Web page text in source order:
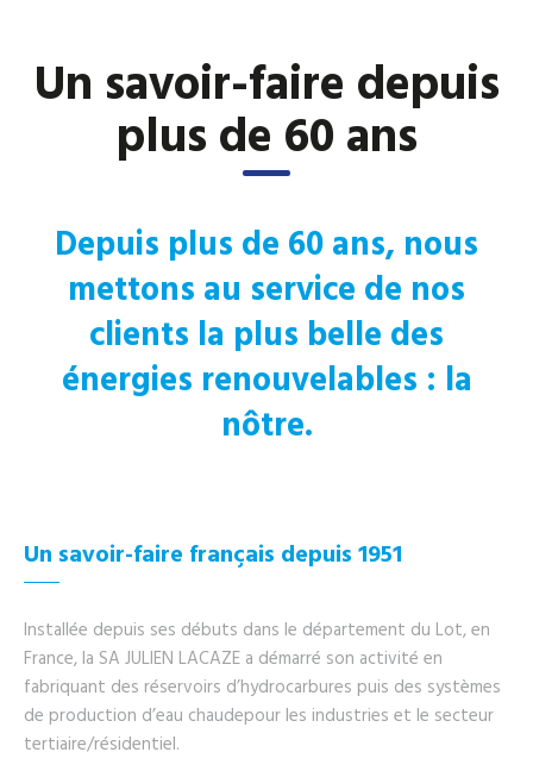
Un savoir-faire depuis
plus de 60 ans
Depuis plus de 60 ans, nous
mettons au service de nos
clients la plus belle des
énergies renouvelables : la
nôtre.
Un savoir-faire français depuis 1951
Installée depuis ses débuts dans le département du Lot, en
France, la SA JULIEN LACAZE a démarré son activité en
fabriquant des réservoirs d’hydrocarbures puis des systèmes
de production d’eau chaudepour les industries et le secteur
tertiaire/résidentiel.